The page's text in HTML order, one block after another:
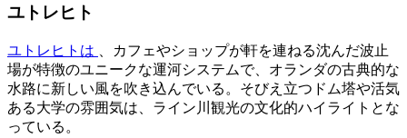
ユトレヒト
ユトレヒトは
、カフェやショップが軒を連ねる沈んだ波止
場が特徴のユニークな運河システムで、オランダの古典的な
水路に新しい風を吹き込んでいる。そびえ立つドム塔や活気
ある大学の雰囲気は、ライン川観光の文化的ハイライトとな
っている。